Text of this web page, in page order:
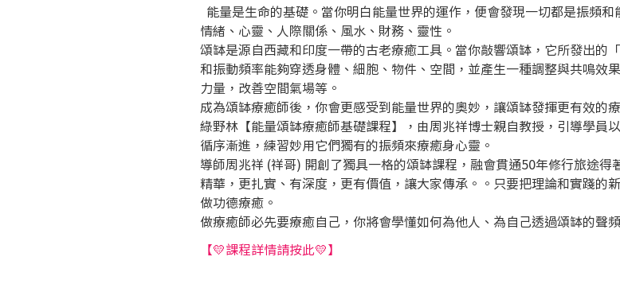
能量是生命的基礎。當你明白能量世界的運作，便會發現一切都是振頻
情緒、心靈、人際關係、風水、財務、靈性。
頌缽是源自西藏和印度一帶的古老療癒工具。當你敲響頌缽，它所發出的
和振動頻率能夠穿透身體、細胞、物件、空間，並產生一種調整與共鳴效
力量，改善空間氣場等。
成為頌缽療癒師後，你會更感受到能量世界的奧妙，讓頌缽發揮更有效的
綠野林【能量頌缽療癒師基礎課程】，由周兆祥博士親自教授，引導學員
循序漸進，練習妙用它們獨有的振頻來療癒身心靈。
導師周兆祥 (祥哥) 開創了獨具一格的頌缽課程，融會貫通50年修行旅途
精華，更扎實、有深度，更有價值，讓大家傳承。。只要把理論和實踐的
做功德療癒。
做療癒師必先要療癒自己，你將會學懂如何為他人、為自己透過頌缽的聲
【💛課程詳情請按此💛】